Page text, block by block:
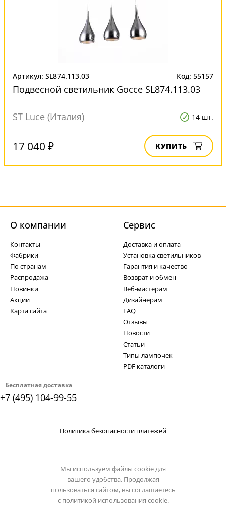
Артикул: SL874.113.03 Код: 55157
Подвесной светильник Gocce SL874.113.03
ST Luce (Италия) 14 шт.
17 040 ₽ КУПИТЬ
Бесплатная доставка
+7 (495) 104-99-55
О компании
Контакты
Фабрики
По странам
Распродажа
Новинки
Акции
Карта сайта
Cервис
Доставка и оплата
Установка светильников
Гарантия и качество
Возврат и обмен
Веб-мастерам
Дизайнерам
FAQ
Отзывы
Новости
Статьи
Типы лампочек
PDF каталоги
Политика безопасности платежей
Мы используем файлы cookie для
вашего удобства. Продолжая
пользоваться сайтом, вы соглашаетесь
с политикой использования cookie.